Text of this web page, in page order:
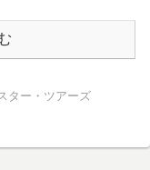
ター・ツアーズ